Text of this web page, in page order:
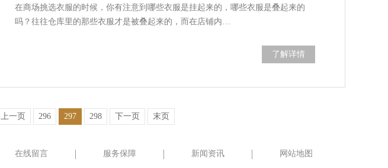
在商场挑选衣服的时候，你有注意到哪些衣服是挂起来的，哪些衣服是叠起来的
吗？往往仓库里的那些衣服才是被叠起来的，而在店铺内…
了解详情
上一页 296 297 298 下一页 末页
在线留言 服务保障 新闻资讯 网站地图